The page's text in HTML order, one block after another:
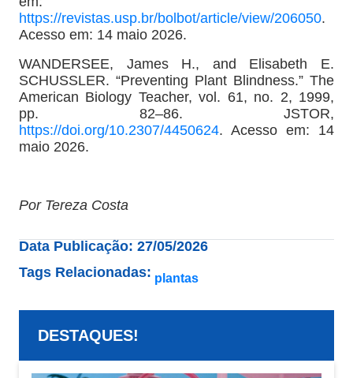
https://revistas.usp.br/bolbot/article/view/206050.
Acesso em: 14 maio 2026.
WANDERSEE, James H., and Elisabeth E.
SCHUSSLER. “Preventing Plant Blindness.” The
American Biology Teacher, vol. 61, no. 2, 1999,
pp. 82–86. JSTOR,
https://doi.org/10.2307/4450624. Acesso em: 14
maio 2026.
Por Tereza Costa
Data Publicação: 27/05/2026
Tags Relacionadas: plantas
DESTAQUES!